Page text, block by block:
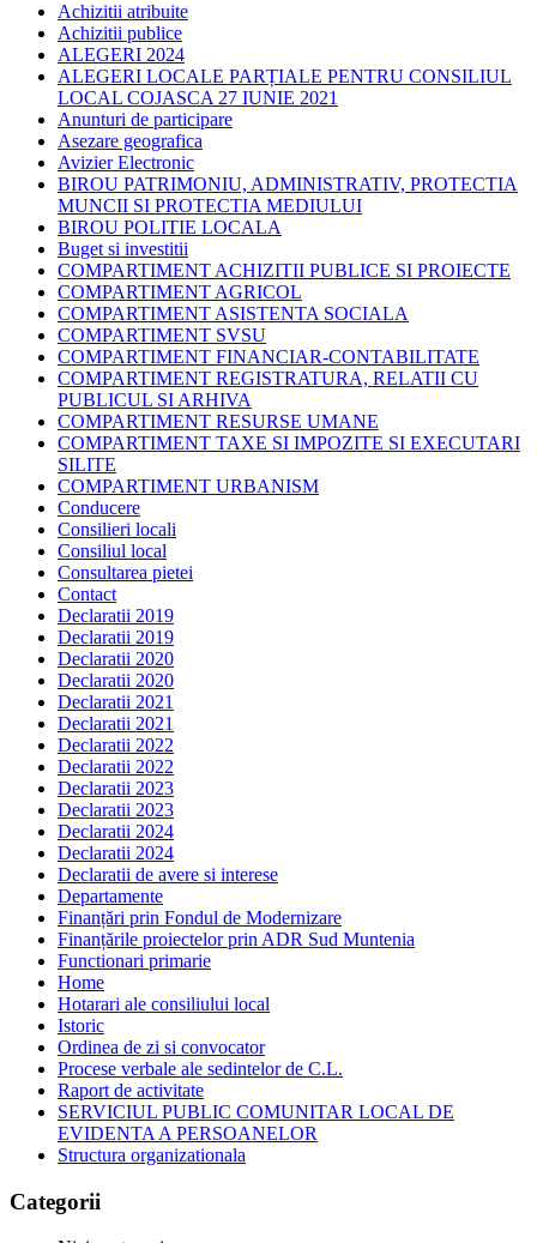
Achizitii atribuite
Achizitii publice
ALEGERI 2024
ALEGERI LOCALE PARȚIALE PENTRU CONSILIUL
LOCAL COJASCA 27 IUNIE 2021
Anunturi de participare
Asezare geografica
Avizier Electronic
BIROU PATRIMONIU, ADMINISTRATIV, PROTECTIA
MUNCII SI PROTECTIA MEDIULUI
BIROU POLITIE LOCALA
Buget si investitii
COMPARTIMENT ACHIZITII PUBLICE SI PROIECTE
COMPARTIMENT AGRICOL
COMPARTIMENT ASISTENTA SOCIALA
COMPARTIMENT SVSU
COMPARTIMENT FINANCIAR-CONTABILITATE
COMPARTIMENT REGISTRATURA, RELATII CU
PUBLICUL SI ARHIVA
COMPARTIMENT RESURSE UMANE
COMPARTIMENT TAXE SI IMPOZITE SI EXECUTARI
SILITE
COMPARTIMENT URBANISM
Conducere
Consilieri locali
Consiliul local
Consultarea pietei
Contact
Declaratii 2019
Declaratii 2019
Declaratii 2020
Declaratii 2020
Declaratii 2021
Declaratii 2021
Declaratii 2022
Declaratii 2022
Declaratii 2023
Declaratii 2023
Declaratii 2024
Declaratii 2024
Declaratii de avere si interese
Departamente
Finanțări prin Fondul de Modernizare
Finanțările proiectelor prin ADR Sud Muntenia
Functionari primarie
Home
Hotarari ale consiliului local
Istoric
Ordinea de zi si convocator
Procese verbale ale sedintelor de C.L.
Raport de activitate
SERVICIUL PUBLIC COMUNITAR LOCAL DE
EVIDENTA A PERSOANELOR
Structura organizationala
Categorii